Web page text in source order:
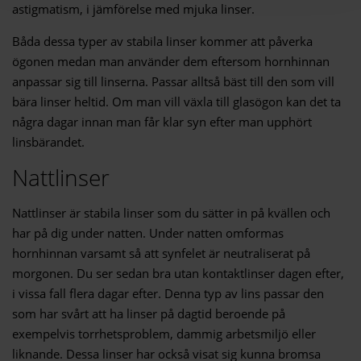
astigmatism, i jämförelse med mjuka linser.
Båda dessa typer av stabila linser kommer att påverka
ögonen medan man använder dem eftersom hornhinnan
anpassar sig till linserna. Passar alltså bäst till den som vill
bära linser heltid. Om man vill växla till glasögon kan det ta
några dagar innan man får klar syn efter man upphört
linsbärandet.
Nattlinser
Nattlinser är stabila linser som du sätter in på kvällen och
har på dig under natten. Under natten omformas
hornhinnan varsamt så att synfelet är neutraliserat på
morgonen. Du ser sedan bra utan kontaktlinser dagen efter,
i vissa fall flera dagar efter. Denna typ av lins passar den
som har svårt att ha linser på dagtid beroende på
exempelvis torrhetsproblem, dammig arbetsmiljö eller
liknande. Dessa linser har också visat sig kunna bromsa